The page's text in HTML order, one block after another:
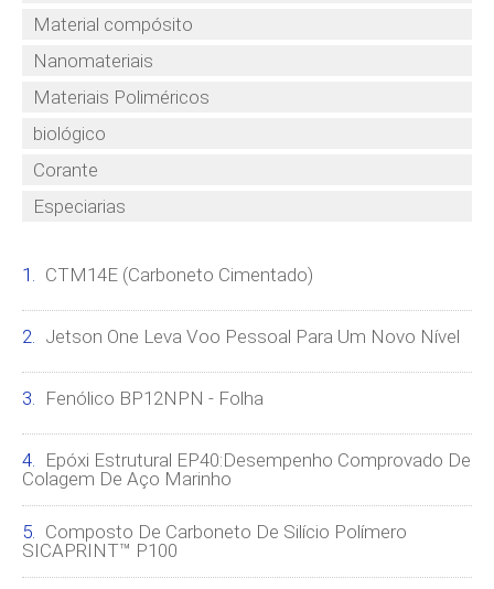
Material compósito
Nanomateriais
Materiais Poliméricos
biológico
Corante
Especiarias
CTM14E (carboneto Cimentado)
Jetson One Leva Voo Pessoal Para Um Novo Nível
Fenólico BP12NPN - Folha
Epóxi Estrutural EP40:desempenho Comprovado De
Colagem De Aço Marinho
Composto De Carboneto De Silício Polímero
SICAPRINT™ P100